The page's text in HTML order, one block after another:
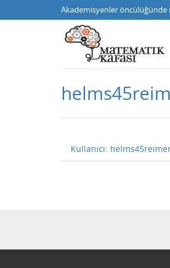
Akademisyenler
Kullanıcı: